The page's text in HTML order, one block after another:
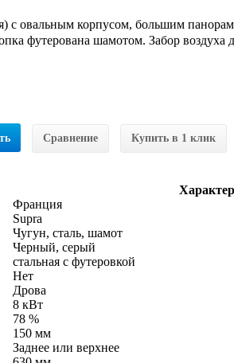
с овальным корпусом, большим
футерована шамотом. Забор воздуха
Сравнение Купить в 1 клик
Франция
Supra
Чугун, сталь, шамот
Черный, серый
стальная с футеровкой
Нет
Дрова
8 кВт
78 %
150 мм
Заднее или верхнее